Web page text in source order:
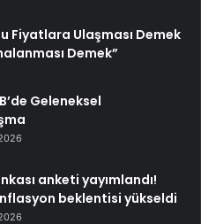
Fiyatlara Ulaşması Demek
Demek”
Geleneksel
anketi yayımlandı!
beklentisi yükseldi